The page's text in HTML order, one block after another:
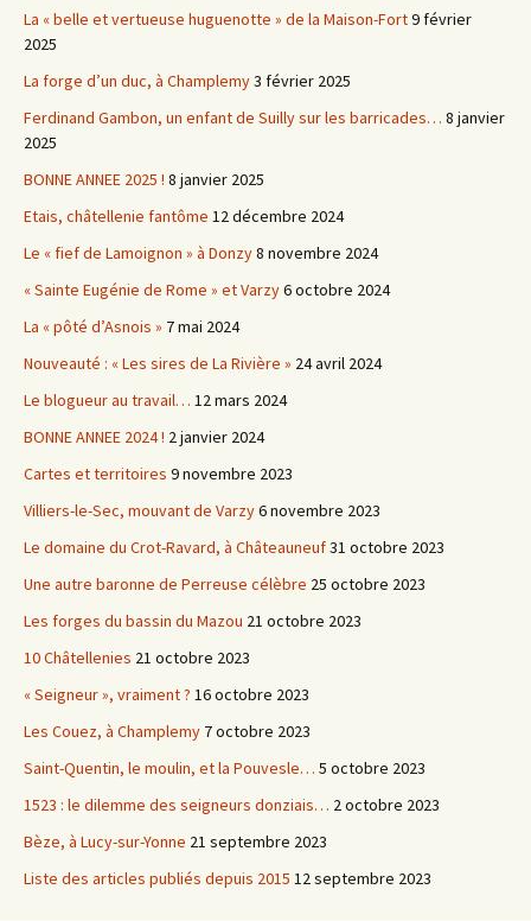
La « belle et vertueuse huguenotte » de la Maison-Fort9 février
2025
La forge d’un duc, à Champlemy3 février 2025
Ferdinand Gambon, un enfant de Suilly sur les barricades… 8 janvier
2025
BONNE ANNEE 2025 ! 8 janvier 2025
Etais, châtellenie fantôme 12 décembre 2024
Le « fief de Lamoignon » à Donzy8 novembre 2024
« Sainte Eugénie de Rome » et Varzy6 octobre 2024
La « pôté d’Asnois » 7 mai 2024
Nouveauté : « Les sires de La Rivière » 24 avril 2024
Le blogueur au travail… 12 mars 2024
BONNE ANNEE 2024 ! 2 janvier 2024
Cartes et territoires 9 novembre 2023
Villiers-le-Sec, mouvant de Varzy6 novembre 2023
Le domaine du Crot-Ravard, à Châteauneuf31 octobre 2023
Une autre baronne de Perreuse célèbre 25 octobre 2023
Les forges du bassin du Mazou 21 octobre 2023
10 Châtellenies 21 octobre 2023
« Seigneur », vraiment ? 16 octobre 2023
Les Couez, à Champlemy 7 octobre 2023
Saint-Quentin, le moulin, et la Pouvesle… 5 octobre 2023
1523 : le dilemme des seigneurs donziais… 2 octobre 2023
Bèze, à Lucy-sur-Yonne 21 septembre 2023
Liste des articles publiés depuis 2015 12 septembre 2023